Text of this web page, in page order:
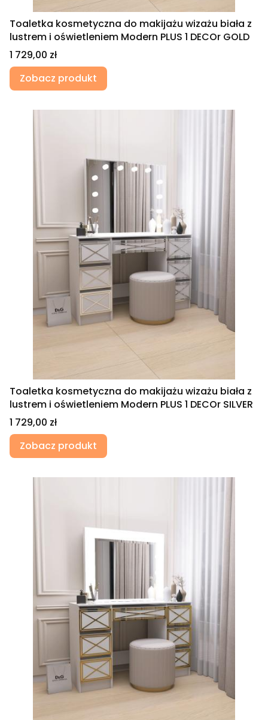
Toaletka kosmetyczna do makijażu wizażu biała z
lustrem i oświetleniem Modern PLUS 1 DECOr GOLD
Cena
1 729,00 zł
Zobacz produkt
Toaletka kosmetyczna do makijażu wizażu biała z
lustrem i oświetleniem Modern PLUS 1 DECOr SILVER
Cena
1 729,00 zł
Zobacz produkt